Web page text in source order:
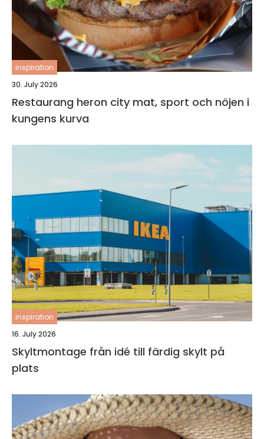
inspiration
30. July 2026
Restaurang heron city mat, sport och nöjen i
kungens kurva
inspiration
16. July 2026
Skyltmontage från idé till färdig skylt på
plats